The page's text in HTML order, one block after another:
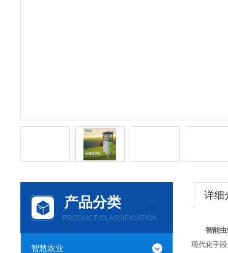
产品分类
PRODUCT CLASSIFICATION
智慧农业
详细
智能
现代化手